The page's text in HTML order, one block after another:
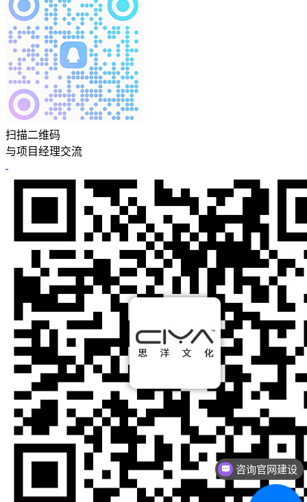
扫描二维码
与项目经理交流
咨询官网建设
咨询网络营销